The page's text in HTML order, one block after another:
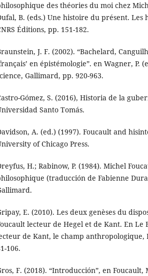
des théories du moi chez
B. (eds.) Une histoire du présent. Les
Éditions, pp. 151-182.
J. F. (2002). “Bachelard,
en épistémologie”. en Wagner, P.
Gallimard, pp. 920-963.
Gómez, S. (2016), Historia de la
Santo Tomás.
A. (ed.) (1997). Foucault and
of Chicago Press.
H.; Rabinow, P. (1984). Michel
(traducción de Fabienne
E. (2010). Les deux genèses du
lecteur de Hegel et de Kant. En Le
de Kant, le champ anthropologique,
106.
F. (2018). “Introducción”, en